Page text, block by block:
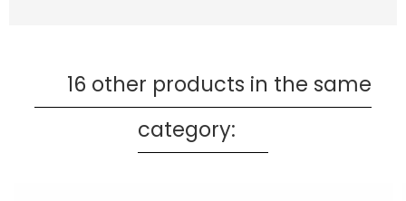
16 other products in the same
category: